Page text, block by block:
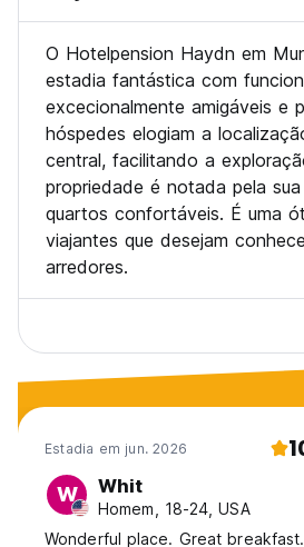
O Hotelpension Haydn em
estadia fantástica com
excecionalmente amigáveis e
hóspedes elogiam a
central, facilitando a
propriedade é notada pela
quartos confortáveis. É uma
viajantes que desejam
arredores.
Estadia em jun. 2026
W Whit
Homem, 18-24, USA
Wonderful place. Great breakfast.